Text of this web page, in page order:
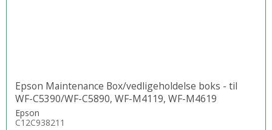
Epson Maintenance Box/vedligeholdelse boks - til
WF-C5390/WF-C5890, WF-M4119, WF-M4619
Epson
C12C938211